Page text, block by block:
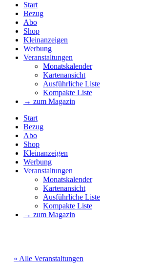
Start
Bezug
Abo
Shop
Kleinanzeigen
Werbung
Veranstaltungen
Monatskalender
Kartenansicht
Ausführliche Liste
Kompakte Liste
→ zum Magazin
Start
Bezug
Abo
Shop
Kleinanzeigen
Werbung
Veranstaltungen
Monatskalender
Kartenansicht
Ausführliche Liste
Kompakte Liste
→ zum Magazin
« Alle Veranstaltungen